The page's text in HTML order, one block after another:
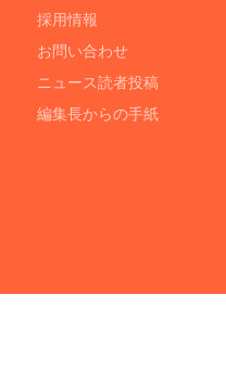
採用情報
お問い合わせ
ニュース読者投稿
編集長からの手紙